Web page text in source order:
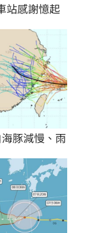
站感謝憶起
豚減慢、雨